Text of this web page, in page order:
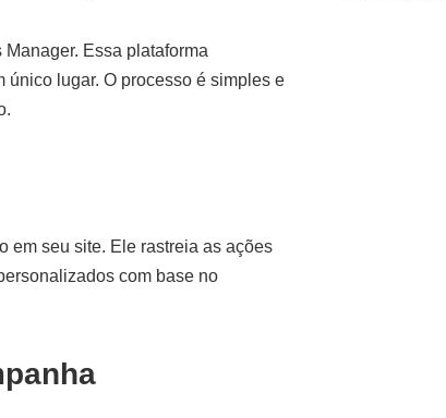
Essa plataforma
lugar. O processo é simples e
em seu site. Ele rastreia as ações
com base no